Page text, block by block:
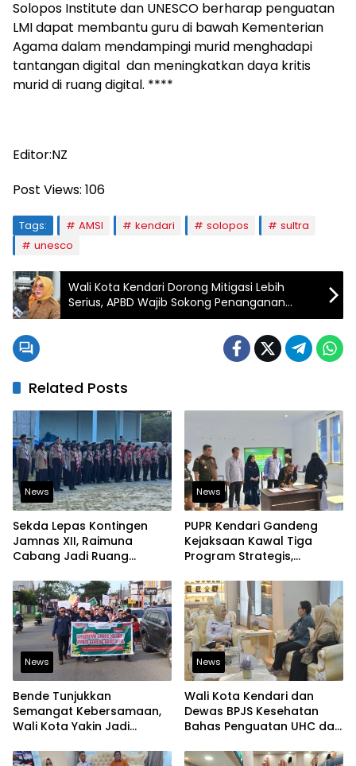
Solopos Institute dan UNESCO berharap penguatan
LMI dapat membantu guru di bawah Kementerian
Agama dalam mendampingi murid menghadapi
tantangan digital dan meningkatkan daya kritis
murid di ruang digital. ****
Editor:NZ
Post Views: 106
Tags: AMSI kendari solopos
sultra
unesco
Wali Kota Kendari Dorong Mitigasi Lebih
Serius, APBD Wajib Sokong Penanganan
Bencana
Related Posts
News
Sekda Lepas Kontingen
Jamnas XII, Raimuna
Cabang Jadi Ruang
dan Berjiwa Pemimpin
News
PUPR Kendari Gandeng
Kejaksaan Kawal Tiga
Program Strategis,
Bangun Infrastruktur
Berintegritas
News
Bende Tunjukkan
Semangat Kebersamaan,
Wali Kota Yakin Jadi
Lain
News
Wali Kota Kendari dan
Dewas BPJS Kesehatan
Bahas Penguatan UHC dan
Kesehatan